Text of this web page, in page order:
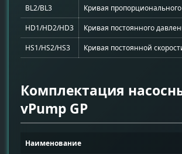
BL2/BL3
Кривая
HD1/HD2/HD3
Кривая постоянного
HS1/HS2/HS3
Кривая постоянной
Комплектация
vPump GP
Наименование